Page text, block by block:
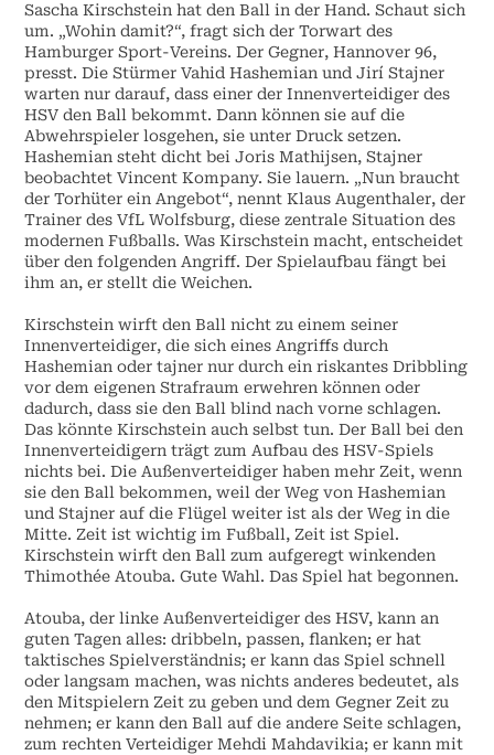
Sascha Kirschstein hat den Ball in der Hand. Schaut sich
um. „Wohin damit?“, fragt sich der Torwart des
Hamburger Sport-Vereins. Der Gegner, Hannover 96,
presst. Die Stürmer Vahid Hashemian und Jirí Stajner
warten nur darauf, dass einer der Innenverteidiger des
HSV den Ball bekommt. Dann können sie auf die
Abwehrspieler losgehen, sie unter Druck setzen.
Hashemian steht dicht bei Joris Mathijsen, Stajner
beobachtet Vincent Kompany. Sie lauern. „Nun braucht
der Torhüter ein Angebot“, nennt Klaus Augenthaler, der
Trainer des VfL Wolfsburg, diese zentrale Situation des
modernen Fußballs. Was Kirschstein macht, entscheidet
über den folgenden Angriff. Der Spielaufbau fängt bei
ihm an, er stellt die Weichen.
Kirschstein wirft den Ball nicht zu einem seiner
Innenverteidiger, die sich eines Angriffs durch
Hashemian oder tajner nur durch ein riskantes Dribbling
vor dem eigenen Strafraum erwehren können oder
dadurch, dass sie den Ball blind nach vorne schlagen.
Das könnte Kirschstein auch selbst tun. Der Ball bei den
Innenverteidigern trägt zum Aufbau des HSV-Spiels
nichts bei. Die Außenverteidiger haben mehr Zeit, wenn
sie den Ball bekommen, weil der Weg von Hashemian
und Stajner auf die Flügel weiter ist als der Weg in die
Mitte. Zeit ist wichtig im Fußball, Zeit ist Spiel.
Kirschstein wirft den Ball zum aufgeregt winkenden
Thimothée Atouba. Gute Wahl. Das Spiel hat begonnen.
Atouba, der linke Außenverteidiger des HSV, kann an
guten Tagen alles: dribbeln, passen, flanken; er hat
taktisches Spielverständnis; er kann das Spiel schnell
oder langsam machen, was nichts anderes bedeutet, als
den Mitspielern Zeit zu geben und dem Gegner Zeit zu
nehmen; er kann den Ball auf die andere Seite schlagen,
zum rechten Verteidiger Mehdi Mahdavikia; er kann mit